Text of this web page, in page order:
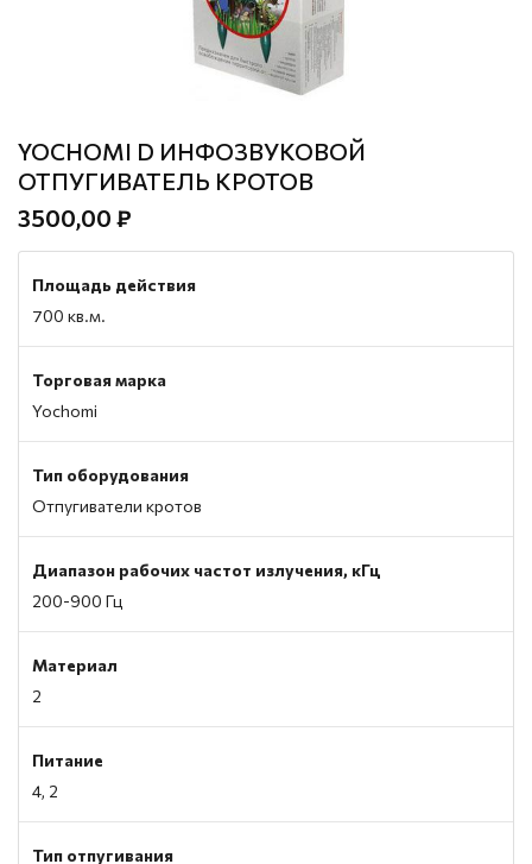
YOCHOMI D ИНФОЗВУКОВОЙ
ОТПУГИВАТЕЛЬ КРОТОВ
3500,00 ₽
Площадь действия
700 кв.м.
Торговая марка
Yochomi
Тип оборудования
Отпугиватели кротов
Диапазон рабочих частот излучения, кГц
200-900 Гц
Материал
2
Питание
4, 2
Тип отпугивания